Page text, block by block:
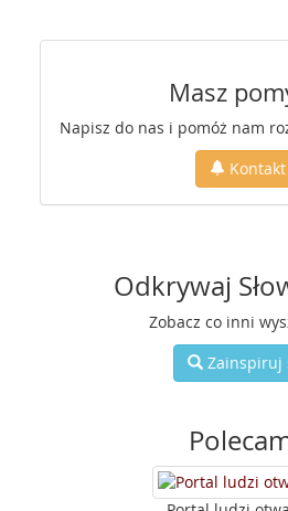
Masz
Napisz do nas i pomóż nam
Kontakt
Odkrywaj
Zobacz co inni
Zainspiruj